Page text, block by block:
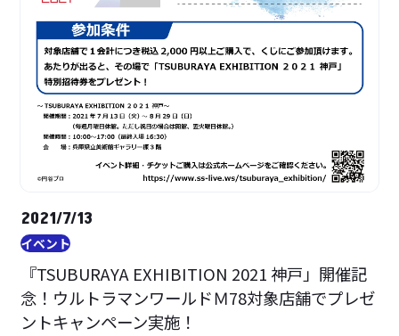
2021/7/13
イベント
『TSUBURAYA EXHIBITION 2021 神戸」開催記
念！ウルトラマンワールドＭ78対象店舗でプレゼ
ントキャンペーン実施！